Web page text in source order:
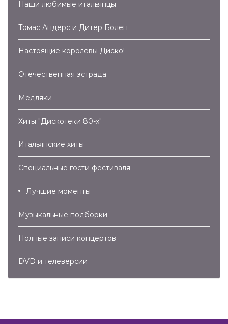
Наши любимые итальянцы
Томас Андерс и Дитер Болен
Настоящие королевы Диско!
Отечественная эстрада
Медляки
Хиты "Дискотеки 80-х"
Итальянские хиты
Специальные гости фестиваля
Лучшие моменты
Музыкальные подборки
Полные записи концертов
DVD и телеверсии